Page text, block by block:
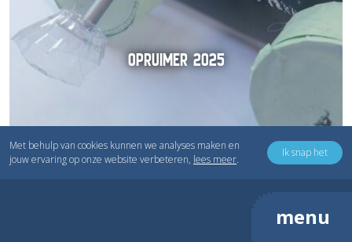
Met behulp van cookies kunnen we analyses maken en
jouw ervaring op onze website verbeteren, lees meer.
Ik snap het
menu
OPRUIMER 2025